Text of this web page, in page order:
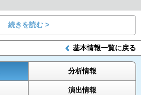
続きを読む >
基本情報一覧に戻る
分析情報
演出情報